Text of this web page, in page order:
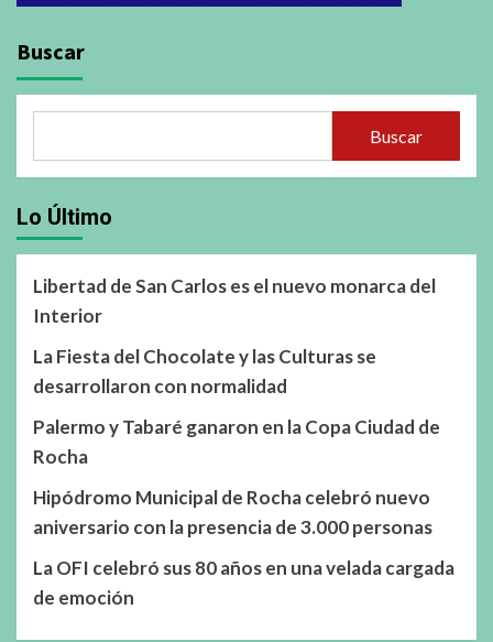
Buscar
Buscar
Lo Último
Libertad de San Carlos es el nuevo monarca del
Interior
La Fiesta del Chocolate y las Culturas se
desarrollaron con normalidad
Palermo y Tabaré ganaron en la Copa Ciudad de
Rocha
Hipódromo Municipal de Rocha celebró nuevo
aniversario con la presencia de 3.000 personas
La OFI celebró sus 80 años en una velada cargada
de emoción